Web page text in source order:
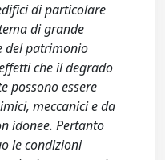
di particolare
di grande
del patrimonio
che il degrado
possono essere
meccanici e da
idonee. Pertanto
le condizioni